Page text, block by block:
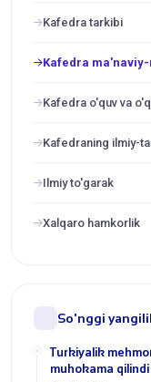
Kafedra tarkibi
Kafedra
Kafedra o'quv va
Kafedraning ilmiy-
Ilmiy to'garak
Xalqaro hamkorlik
So'nggi
Turkiyalik
muhokama qilindi